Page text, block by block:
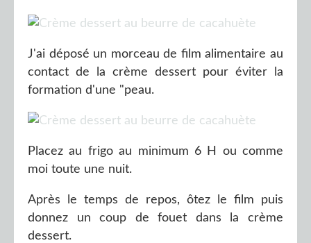
J'ai déposé un morceau de film alimentaire au
contact de la crème dessert pour éviter la
formation d'une "peau.
Placez au frigo au minimum 6 H ou comme
moi toute une nuit.
Après le temps de repos, ôtez le film puis
donnez un coup de fouet dans la crème
dessert.